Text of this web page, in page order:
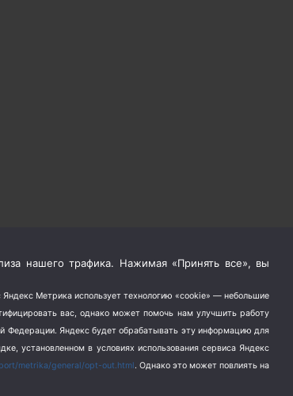
нашего трафика. Нажимая «Принять все», вы
Метрика использует технологию «cookie» — небольшие
вас, однако может помочь нам улучшить работу
Федерации. Яндекс будет обрабатывать эту информацию для
установленном в условиях использования сервиса Яндекс
metrika/general/opt-out.html. Однако это может повлиять на